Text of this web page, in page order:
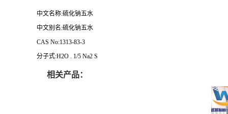
中文名称:硫化钠五水
中文别名:硫化钠五水
CAS No:1313-83-3
分子式:H2O . 1/5 Na2 S
相关产品：